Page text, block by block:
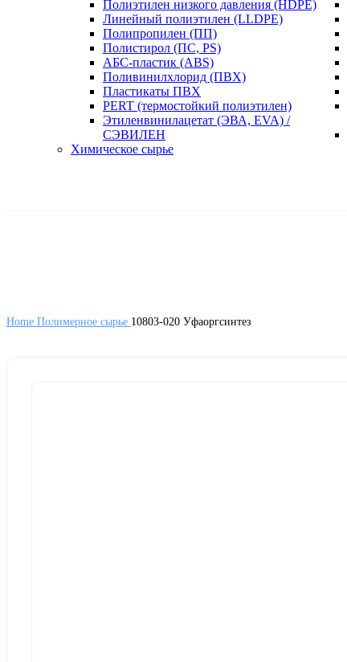
Полиэтилен низкого давления (HDPE)
Линейный полиэтилен (LLDPE)
Полипропилен (ПП)
Полистирол (ПС, PS)
АБС-пластик (ABS)
Поливинилхлорид (ПВХ)
Пластикаты ПВХ
PERT (термостойкий полиэтилен)
Этиленвинилацетат (ЭВА, EVA) /
СЭВИЛЕН
Химическое сырье
Home Полимерное сырье 10803-020 Уфаоргсинтез